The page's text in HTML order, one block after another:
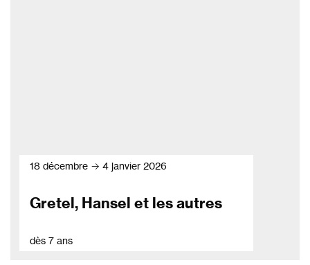
18 décembre → 4 janvier 2026
Gretel, Hansel et les autres
dès 7 ans